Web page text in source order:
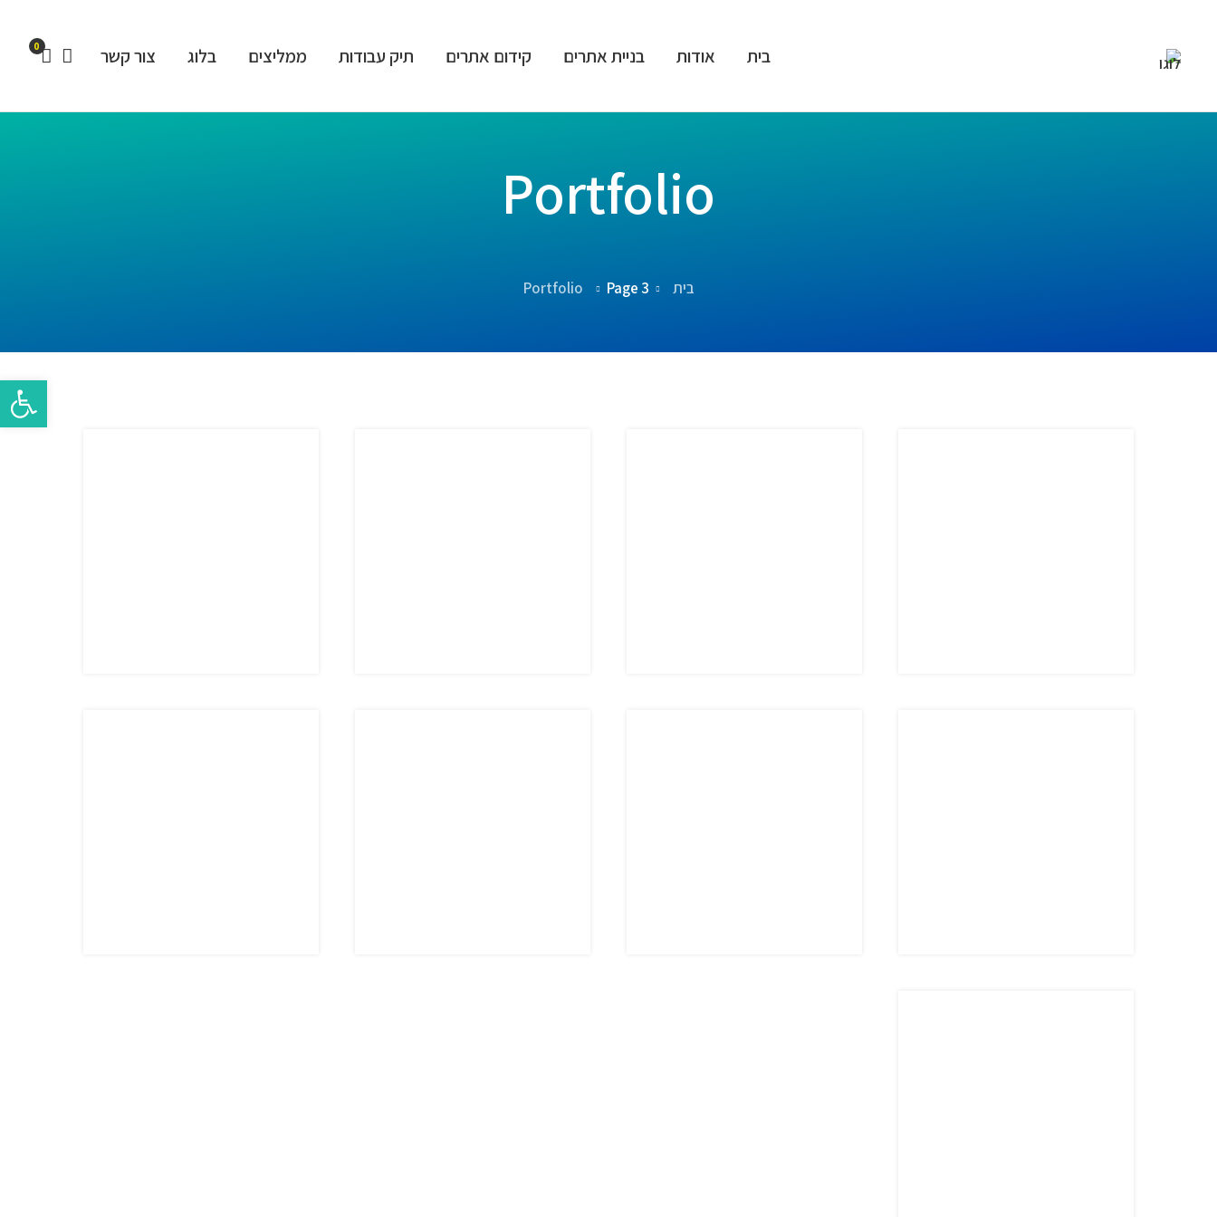
בית אודות בניית אתרים קידום אתרים תיק עבודות ממליצים בלוג צור קשר 0
Portfolio
בית Portfolio Page 3
פתח